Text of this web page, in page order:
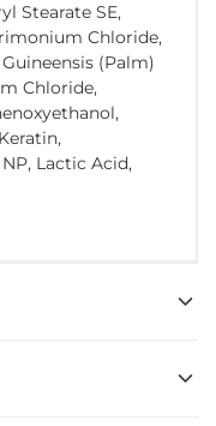
Stearate SE,
Chloride,
(Palm)
Chloride,
Lactic Acid,